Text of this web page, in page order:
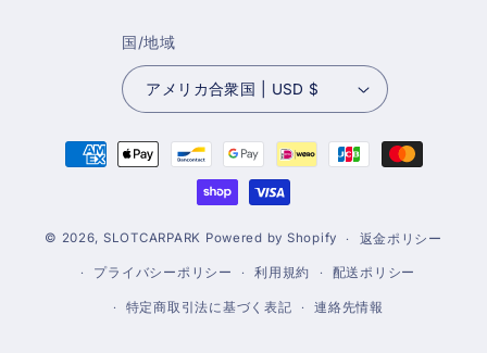
国/地域
アメリカ合衆国 | USD $
法
© 2026, SLOTCARPARK Powered by Shopify 返金ポリシー
プライバシーポリシー 利用規約 配送ポリシー
特定商取引法に基づく表記 連絡先情報